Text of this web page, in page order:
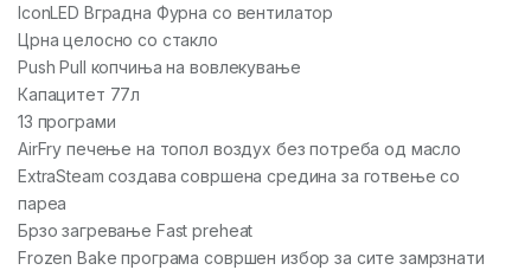
IconLED Вградна Фурна со вентилатор
Црна целосно со стакло
Push Pull копчиња на вовлекување
Капацитет 77л
13 програми
AirFry печење на топол воздух без потреба од масло
ExtraSteam создава совршена средина за готвење со
пареа
Брзо загревање Fast preheat
Frozen Bake програма совршен избор за сите замрзнати